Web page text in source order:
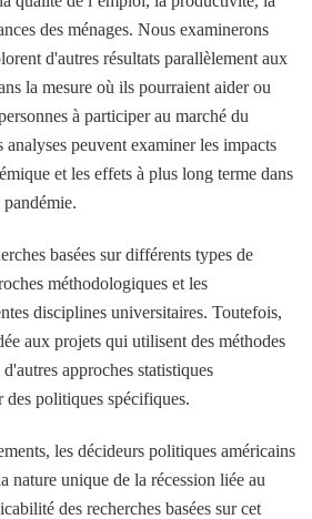
des ménages. Nous examinerons
d'autres résultats parallèlement aux
la mesure où ils pourraient aider ou
à participer au marché du
peuvent examiner les impacts
et les effets à plus long terme dans
basées sur différents types de
méthodologiques et les
disciplines universitaires. Toutefois,
aux projets qui utilisent des méthodes
approches statistiques
des politiques spécifiques.
les décideurs politiques américains
nature unique de la récession liée au
des recherches basées sur cet